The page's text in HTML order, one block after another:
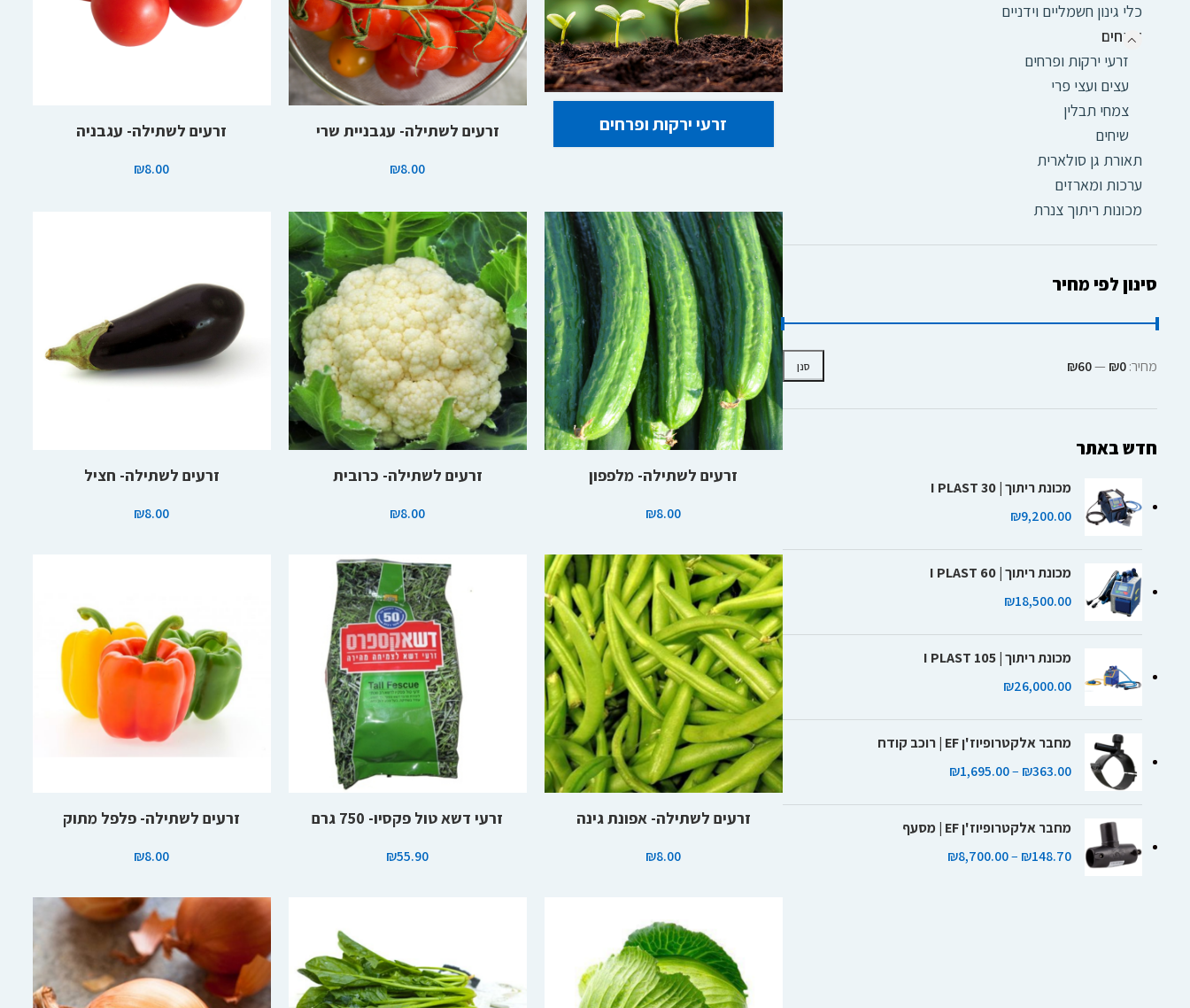
כלי גינון חשמליים וידניים
צמחים
זרעי ירקות ופרחים
עצים ועצי פרי
צמחי תבלין
שיחים
תאורת גן סולארית
ערכות ומארזים
מכונות ריתוך צנרת
סינון לפי מחיר
סנן מחיר:₪0
—
₪60
חדש באתר
מכונת ריתוך | I PLAST 30
₪9,200.00
מכונת ריתוך | I PLAST 60
₪18,500.00
מכונת ריתוך | I PLAST 105
₪26,000.00
מחבר אלקטרופיוז'ן EF | רוכב קודח
₪363.00
–
₪1,695.00
מחבר אלקטרופיוז'ן EF | מסעף
₪148.70
–
₪8,700.00
זרעי ירקות ופרחים הוספה לסלזרעים לשתילה- עגבניית שרי
₪8.00
הוספה לסלזרעים לשתילה- עגבניה
₪8.00
הוספה לסלזרעים לשתילה- מלפפון
₪8.00
הוספה לסלזרעים לשתילה- כרובית
₪8.00
זרעים לשתילה- חציל
₪8.00
הוספה לסלזרעים לשתילה- אפונת גינה
₪8.00
הוספה לסל
זרעי דשא טול פקסיו- 750 גרם
₪55.90
הוספה לסלזרעים לשתילה- פלפל מתוק
₪8.00